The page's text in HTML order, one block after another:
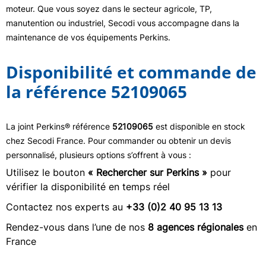
moteur. Que vous soyez dans le secteur agricole, TP,
manutention ou industriel, Secodi vous accompagne dans la
maintenance de vos équipements Perkins.
Disponibilité et commande de
la référence 52109065
La joint Perkins® référence 52109065 est disponible en stock
chez Secodi France. Pour commander ou obtenir un devis
personnalisé, plusieurs options s’offrent à vous :
Utilisez le bouton « Rechercher sur Perkins » pour
vérifier la disponibilité en temps réel
Contactez nos experts au +33 (0)2 40 95 13 13
Rendez-vous dans l’une de nos 8 agences régionalesen
France